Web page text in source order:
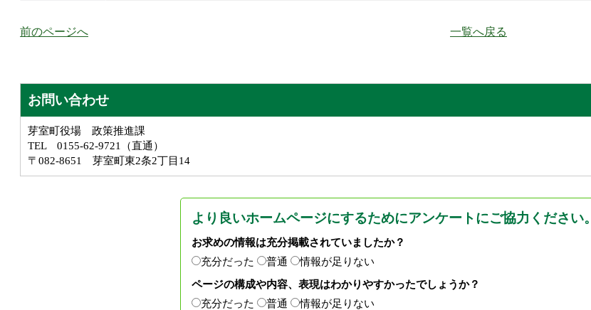
前のページへ 一覧へ戻る
お問い合わせ
芽室町役場 政策推進課
TEL 0155-62-9721（直通）
〒082-8651 芽室町東2条2丁目14
より良いホームページにするためにアンケートにご協力ください。
お求めの情報は充分掲載されていましたか？
充分だった
普通
情報が足りない
ページの構成や内容、表現はわかりやすかったでしょうか？
充分だった
普通
情報が足りない